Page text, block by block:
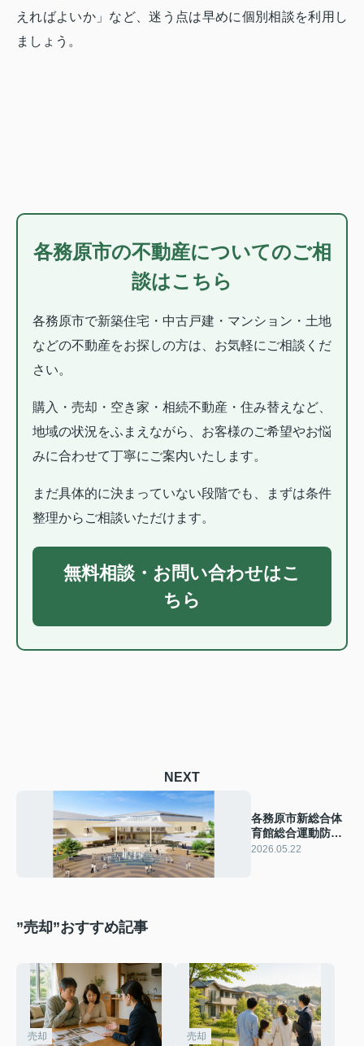
えればよいか」など、迷う点は早めに個別相談を利用し
ましょう。
各務原市の不動産についてのご相
談はこちら
各務原市で新築住宅・中古戸建・マンション・土地
などの不動産をお探しの方は、お気軽にご相談くだ
さい。
購入・売却・空き家・相続不動産・住み替えなど、
地域の状況をふまえながら、お客様のご希望やお悩
みに合わせて丁寧にご案内いたします。
まだ具体的に決まっていない段階でも、まずは条件
整理からご相談いただけます。
無料相談・お問い合わせはこ
ちら
NEXT
各務原市新総合体
育館総合運動防災
公園整備運営事業
2026.05.22
”売却”おすすめ記事
売却 売却